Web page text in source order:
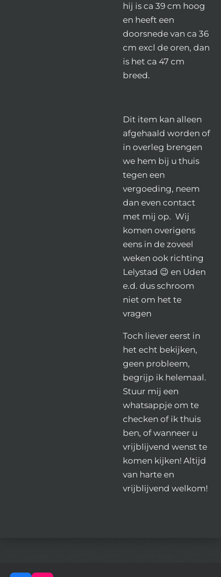
hij is ca 39 cm hoog
en heeft een
doorsnede van ca 36
cm excl de oren, dan
is het ca 47 cm
breed.
Dit item kan alleen
afgehaald worden of
in overleg brengen
we hem bij u thuis
tegen een
vergoeding, neem
dan even contact
met mij op. Wij
komen overigens
eens in de zoveel
weken ook richting
Lelystad 😉 en Uden
e.d. dus schroom
niet om het te
vragen
Toch liever eerst in
het echt bekijken,
geen probleem,
begrijp ik helemaal.
Stuur mij een
whatsappje om te
checken of ik thuis
ben, of wanneer u
vrijblijvend wenst te
komen kijken! Altijd
van harte en
vrijblijvend welkom!